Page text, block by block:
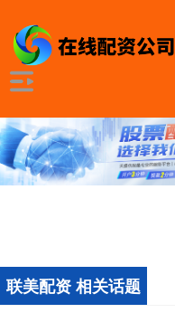
联美配资 相关话题